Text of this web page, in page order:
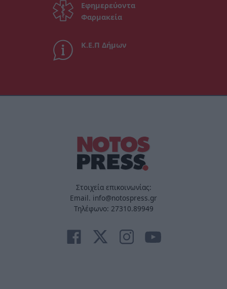
Εφημερεύοντα
Φαρμακεία
Κ.Ε.Π Δήμων
Στοιχεία επικοινωνίας:
Email. info@notospress.gr
Τηλέφωνο: 27310.89949